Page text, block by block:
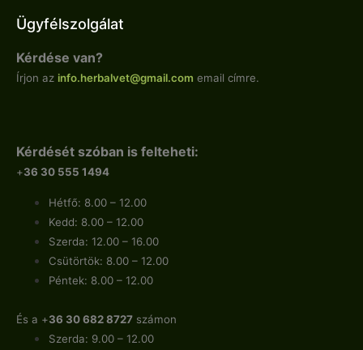
Ügyfélszolgálat
Kérdése van?
Írjon az info.herbalvet@gmail.com email címre.
Kérdését szóban is felteheti:
+36 30 555 1494
Hétfő: 8.00 – 12.00
Kedd: 8.00 – 12.00
Szerda: 12.00 – 16.00
Csütörtök: 8.00 – 12.00
Péntek: 8.00 – 12.00
És a +36 30 682 8727 számon
Szerda: 9.00 – 12.00